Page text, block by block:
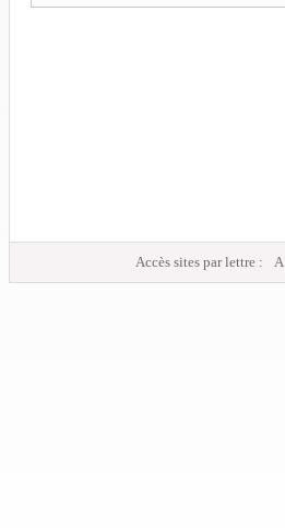
Accès sites par lettre : A